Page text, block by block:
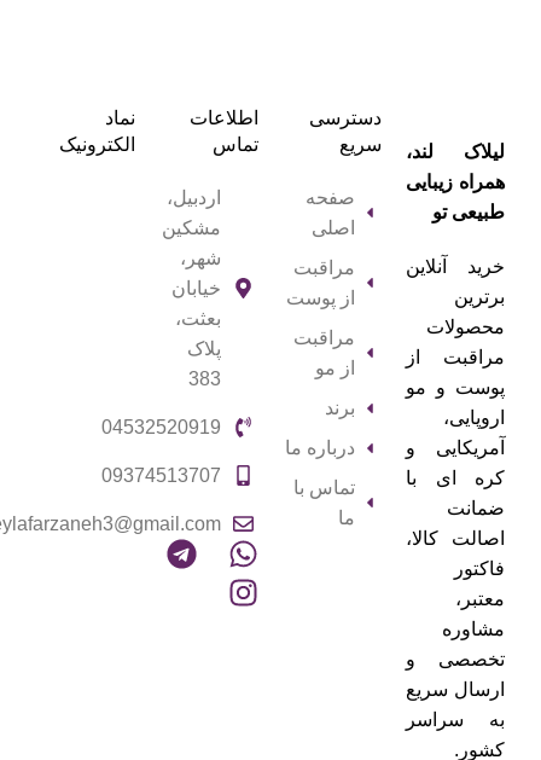
لیلاک‌ لند،
همراه زیبایی
طبیعی تو
خرید آنلاین
برترین
محصولات
مراقبت از
پوست و مو
اروپایی،
آمریکایی و
کره ای با
ضمانت
اصالت کالا،
فاکتور
معتبر،
مشاوره
تخصصی و
ارسال سریع
به سراسر
کشور.
دسترسی
سریع
صفحه
اصلی
مراقبت
از پوست
مراقبت
از مو
برند
درباره ما
تماس با
ما
اطلاعات
تماس
اردبیل،
مشکین
شهر،
خیابان
بعثت،
پلاک
383
04532520919
09374513707
نماد
الکترونیک